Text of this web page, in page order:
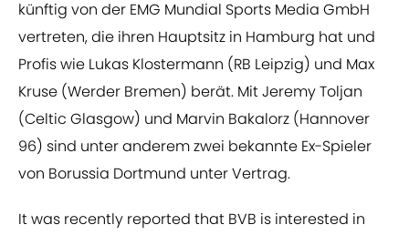
künftig von der EMG Mundial Sports Media GmbH
vertreten, die ihren Hauptsitz in Hamburg hat und
Profis wie Lukas Klostermann (RB Leipzig) und Max
Kruse (Werder Bremen) berät. Mit Jeremy Toljan
(Celtic Glasgow) und Marvin Bakalorz (Hannover
96) sind unter anderem zwei bekannte Ex-Spieler
von Borussia Dortmund unter Vertrag.
It was recently reported that BVB is interested in